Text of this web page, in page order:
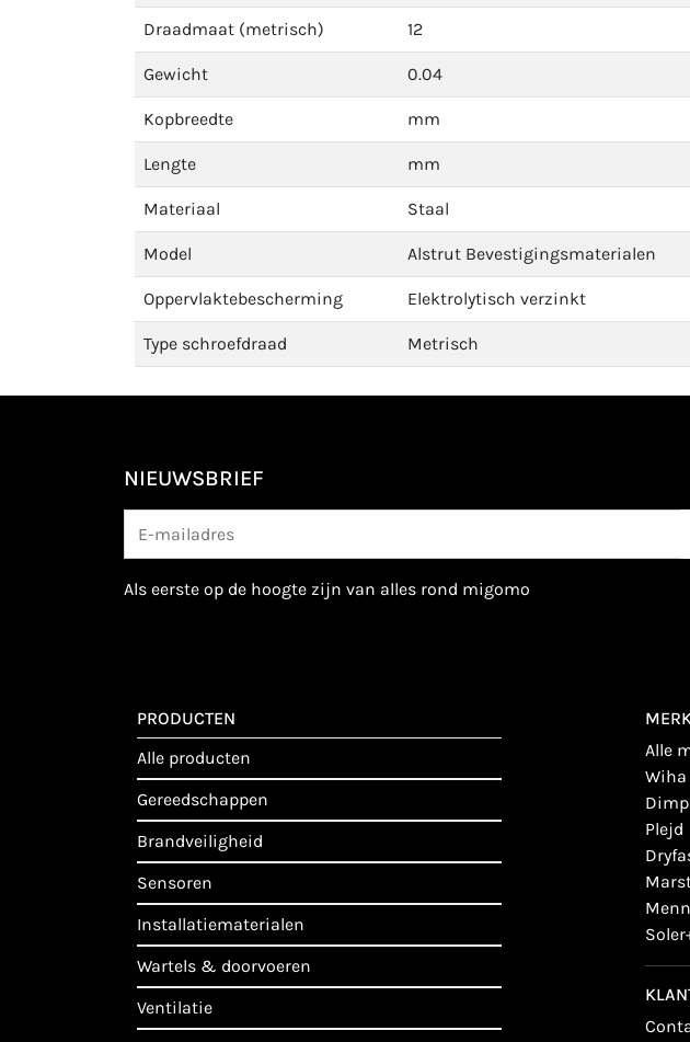
Draadmaat (metrisch) 12
Gewicht 0.04
Kopbreedte mm
Lengte mm
Materiaal Staal
Model Alstrut Bevestigingsmaterialen
Oppervlaktebescherming Elektrolytisch verzinkt
Type schroefdraad Metrisch
NIEUWSBRIEF
als eerste op de hoogte zijn van alles rond migomo
PRODUCTEN
alle producten
gereedschappen
brandveiligheid
sensoren
installatiematerialen
wartels & doorvoeren
ventilatie
alle
wiha
plejd